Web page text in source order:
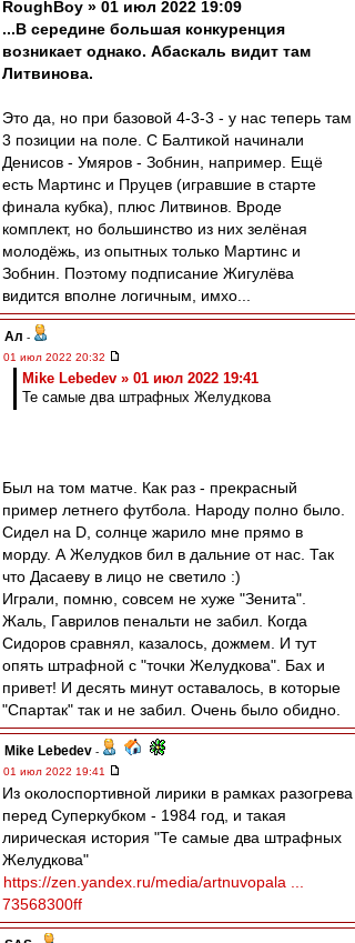
RoughBoy » 01 июл 2022 19:09
...В середине большая конкуренция
возникает однако. Абаскаль видит там
Литвинова.
Это да, но при базовой 4-3-3 - у нас теперь там
3 позиции на поле. С Балтикой начинали
Денисов - Умяров - Зобнин, например. Ещё
есть Мартинс и Пруцев (игравшие в старте
финала кубка), плюс Литвинов. Вроде
комплект, но большинство из них зелёная
молодёжь, из опытных только Мартинс и
Зобнин. Поэтому подписание Жигулёва
видится вполне логичным, имхо...
Ал -
01 июл 2022 20:32
Mike Lebedev » 01 июл 2022 19:41
Те самые два штрафных Желудкова
Был на том матче. Как раз - прекрасный
пример летнего футбола. Народу полно было.
Сидел на D, солнце жарило мне прямо в
морду. А Желудков бил в дальние от нас. Так
что Дасаеву в лицо не светило :)
Играли, помню, совсем не хуже "Зенита".
Жаль, Гаврилов пенальти не забил. Когда
Сидоров сравнял, казалось, дожмем. И тут
опять штрафной с "точки Желудкова". Бах и
привет! И десять минут оставалось, в которые
"Спартак" так и не забил. Очень было обидно.
Mike Lebedev -
01 июл 2022 19:41
Из околоспортивной лирики в рамках разогрева
перед Суперкубком - 1984 год, и такая
лирическая история "Те самые два штрафных
Желудкова"
https://zen.yandex.ru/media/artnuvopala ...
73568300ff